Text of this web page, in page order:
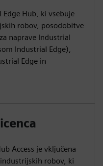
Hub, ki vsebuje
robov, posodobitve
naprave Industrial
Industrial Edge),
Edge in
Access je vključena
robov, ki